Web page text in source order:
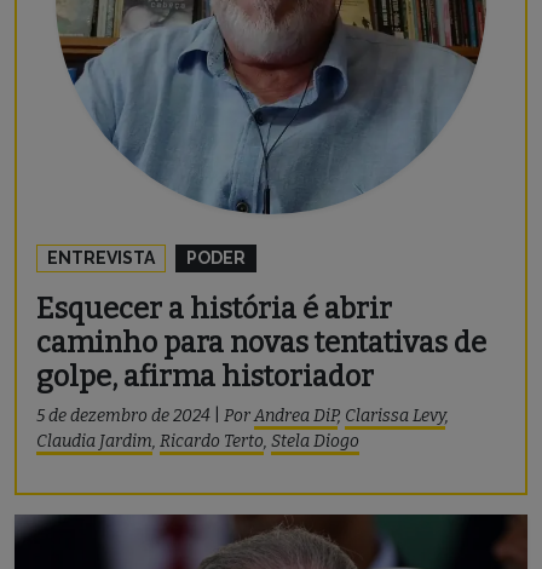
ENTREVISTA PODER
Esquecer a história é abrir
caminho para novas tentativas de
golpe, afirma historiador
5 de dezembro de 2024 PorAndrea DiP, Clarissa Levy,
Claudia Jardim, Ricardo Terto, Stela Diogo